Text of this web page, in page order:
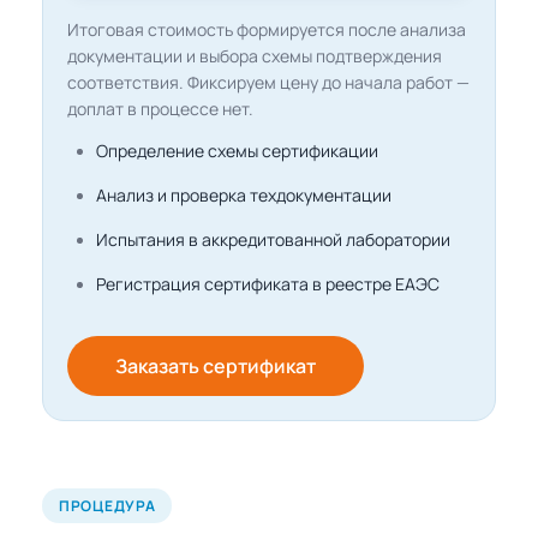
Итоговая стоимость формируется после анализа
документации и выбора схемы подтверждения
соответствия. Фиксируем цену до начала работ —
доплат в процессе нет.
Определение схемы сертификации
Анализ и проверка техдокументации
Испытания в аккредитованной лаборатории
Регистрация сертификата в реестре ЕАЭС
Заказать сертификат
ПРОЦЕДУРА